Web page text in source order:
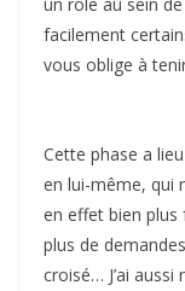
facilement
vous oblige à
Cette phase a
en lui-même, qui
en effet bien plus
plus de
croisé… J’ai